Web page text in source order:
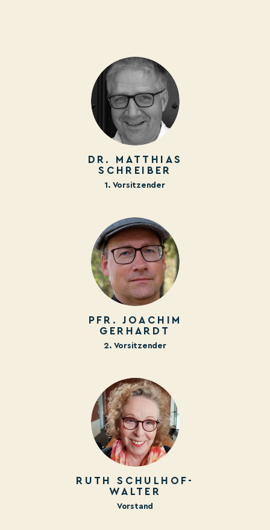
DR. MATTHIAS
SCHREIBER
1. Vorsitzender
PFR. JOACHIM
GERHARDT
2. Vorsitzender
RUTH SCHULHOF-
WALTER
Vorstand